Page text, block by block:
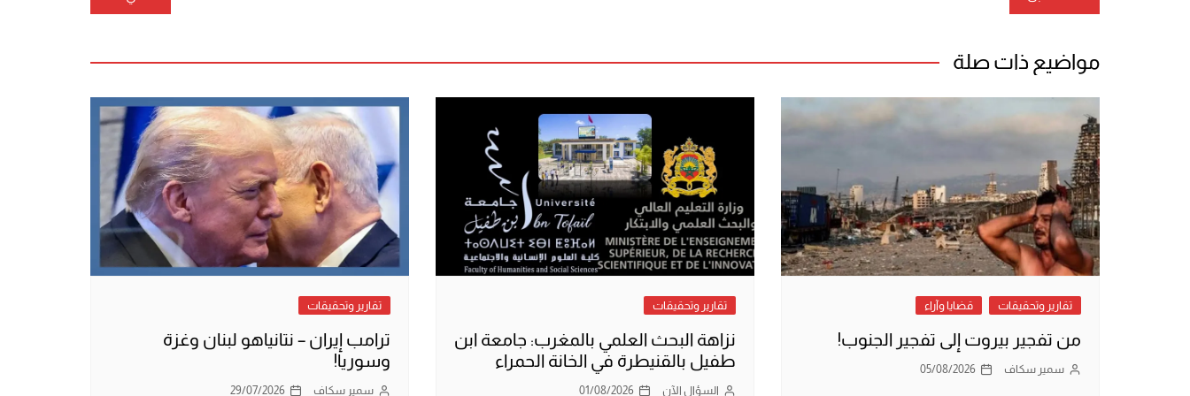
المقالات
مواضيع ذات صلة
تقارير وتحقيقات قضايا وآراء
من تفجير بيروت إلى تفجير الجنوب!
سمير سكاف 05/08/2026
تقارير وتحقيقات
نزاهة البحث العلمي بالمغرب: جامعة ابن
طفيل بالقنيطرة في الخانة الحمراء
السؤال الآن 01/08/2026
تقارير وتحقيقات
ترامب إيران – نتانياهو لبنان وغزة
وسوريا!
سمير سكاف 29/07/2026